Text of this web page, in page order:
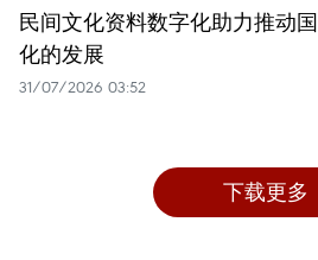
民间文化资料数字化助力推动
化的发展
31/07/2026 03:52
下载更多